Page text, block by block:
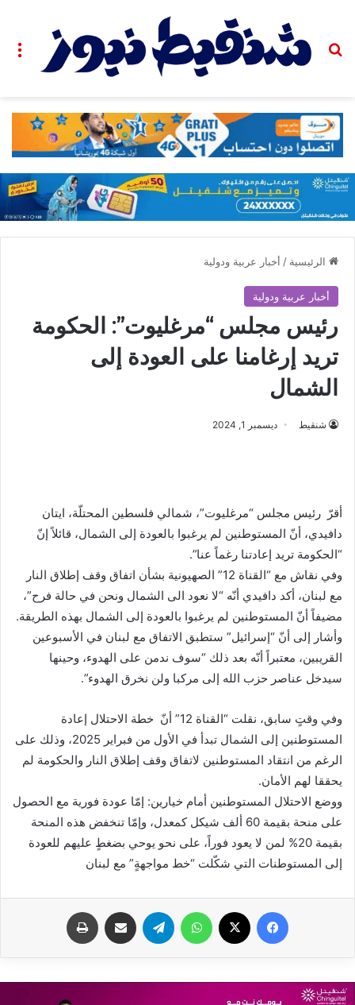
بحث عن
الرئيسية / أخبار عربية ودولية
أخبار عربية ودولية
رئيس مجلس “مرغليوت”: الحكومة
تريد إرغامنا على العودة إلى
الشمال
شنقيط ديسمبر 1, 2024
أقرّ رئيس مجلس “مرغليوت”، شمالي فلسطين المحتلّة، ايتان
دافيدي، أنّ المستوطنين لم يرغبوا بالعودة إلى الشمال، قائلاً إنّ
“الحكومة تريد إعادتنا رغماً عنا”.
وفي نقاش مع “القناة 12” الصهيونية بشأن اتفاق وقف إطلاق النار
مع لبنان، أكد دافيدي أنّه “لا نعود الى الشمال ونحن في حالة فرح”،
مضيفاً أنّ المستوطنين لم يرغبوا بالعودة إلى الشمال بهذه الطريقة.
وأشار إلى أنّ “إسرائيل” ستطبق الاتفاق مع لبنان في الأسبوعين
القريبين، معتبراً أنّه بعد ذلك “سوف ندمن على الهدوء، وحينها
سيدخل عناصر حزب الله إلى مركبا ولن نخرق الهدوء”.
وفي وقتٍ سابق، نقلت “القناة 12” أنّ خطة الاحتلال إعادة
المستوطنين إلى الشمال تبدأ في الأول من فبراير 2025، وذلك على
الرغم من انتقاد المستوطنين لاتفاق وقف إطلاق النار والحكومة لم
يحققا لهم الأمان.
ووضع الاحتلال المستوطنين أمام خيارين: إمّا عودة فورية مع الحصول
على منحة بقيمة 60 ألف شيكل كمعدل، وإمّا تنخفض هذه المنحة
بقيمة 20% لمن لا يعود فوراً، على نحو يوحي بضغطٍ عليهم للعودة
إلى المستوطنات التي شكّلت “خط مواجهةٍ” مع لبنان
فيسبوك واتساب تيلقرام مشاركة عبر البريد